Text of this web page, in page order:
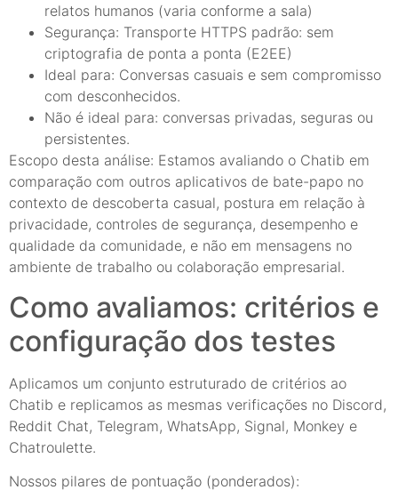
relatos humanos (varia conforme a sala)
Segurança: Transporte HTTPS padrão: sem
criptografia de ponta a ponta (E2EE)
Ideal para: Conversas casuais e sem compromisso
com desconhecidos.
Não é ideal para: conversas privadas, seguras ou
persistentes.
Escopo desta análise: Estamos avaliando o Chatib em
comparação com outros aplicativos de bate-papo no
contexto de descoberta casual, postura em relação à
privacidade, controles de segurança, desempenho e
qualidade da comunidade, e não em mensagens no
ambiente de trabalho ou colaboração empresarial.
Como avaliamos: critérios e
configuração dos testes
Aplicamos um conjunto estruturado de critérios ao
Chatib e replicamos as mesmas verificações no Discord,
Reddit Chat, Telegram, WhatsApp, Signal, Monkey e
Chatroulette.
Nossos pilares de pontuação (ponderados):